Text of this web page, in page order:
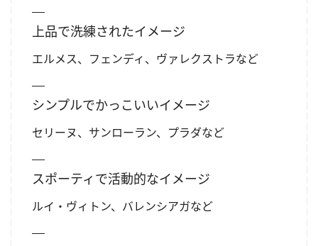
上品で洗練されたイメージ
エルメス、フェンディ、 ヴァレクストラなど
シンプルでかっこいいイメージ
セリーヌ、サンローラン、プラダなど
スポーティで活動的なイメージ
ルイ・ヴィトン、バレンシアガなど